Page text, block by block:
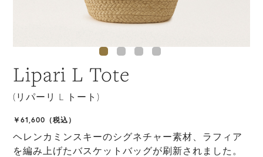
Lipari L Tote
(リパーリ L トート)
￥61,600（税込）
ヘレンカミンスキーのシグネチャー素材、ラフィア
を編み上げたバスケットバッグが刷新されました。